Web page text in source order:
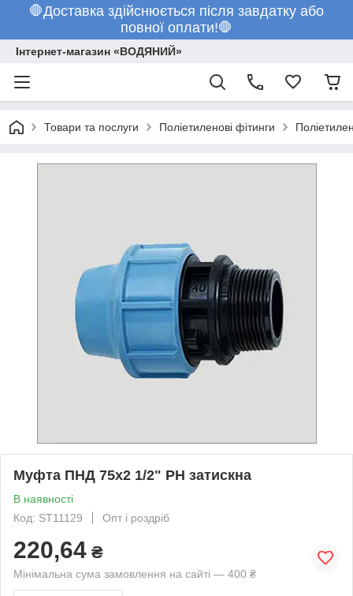
🛑Доставка здійснюється після завдатку або
повної оплати!🛑
Інтернет-магазин «ВОДЯНИЙ»
Товари та послуги Поліетиленові фітинги
Муфта ПНД 75х2 1/2" РН затискна
В наявності
Код: ST11129
Опт і роздріб
220,64 ₴
Мінімальна сума замовлення на сайті — 400 ₴